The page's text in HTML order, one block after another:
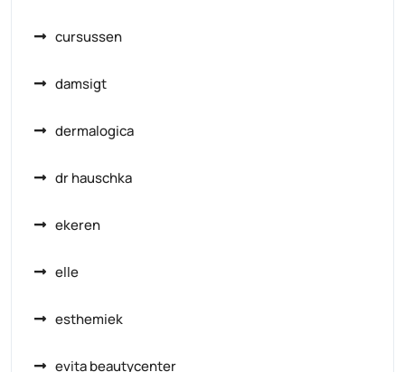
cursussen
damsigt
dermalogica
dr hauschka
ekeren
elle
esthemiek
evita beautycenter